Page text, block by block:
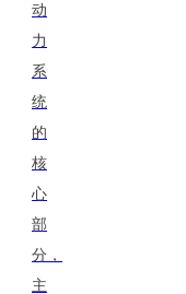
动
力
系
统
的
核
心
部
分，
主